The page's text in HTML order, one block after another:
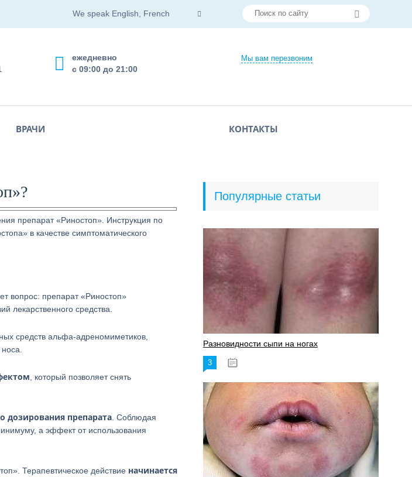
We speak English, French
Мы вам перезвоним
ежедневно
с 09:00 до 21:00
ВРАЧИ КОНТАКТЫ
препарат «Риностоп». Инструкция по
в качестве симптоматического
вопрос: препарат «Риностоп»
лекарственного средства.
средств альфа-адреномиметиков,
, который позволяет снять
препарата . Соблюдая
а эффект от использования
Терапевтическое действие начинается
Популярные статьи
Разновидности сыпи на ногах
3